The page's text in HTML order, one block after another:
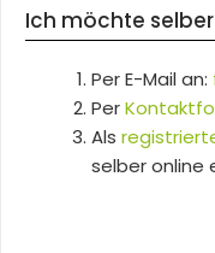
Ich möchte
Per E-Mail an:
Per
Als
selber online